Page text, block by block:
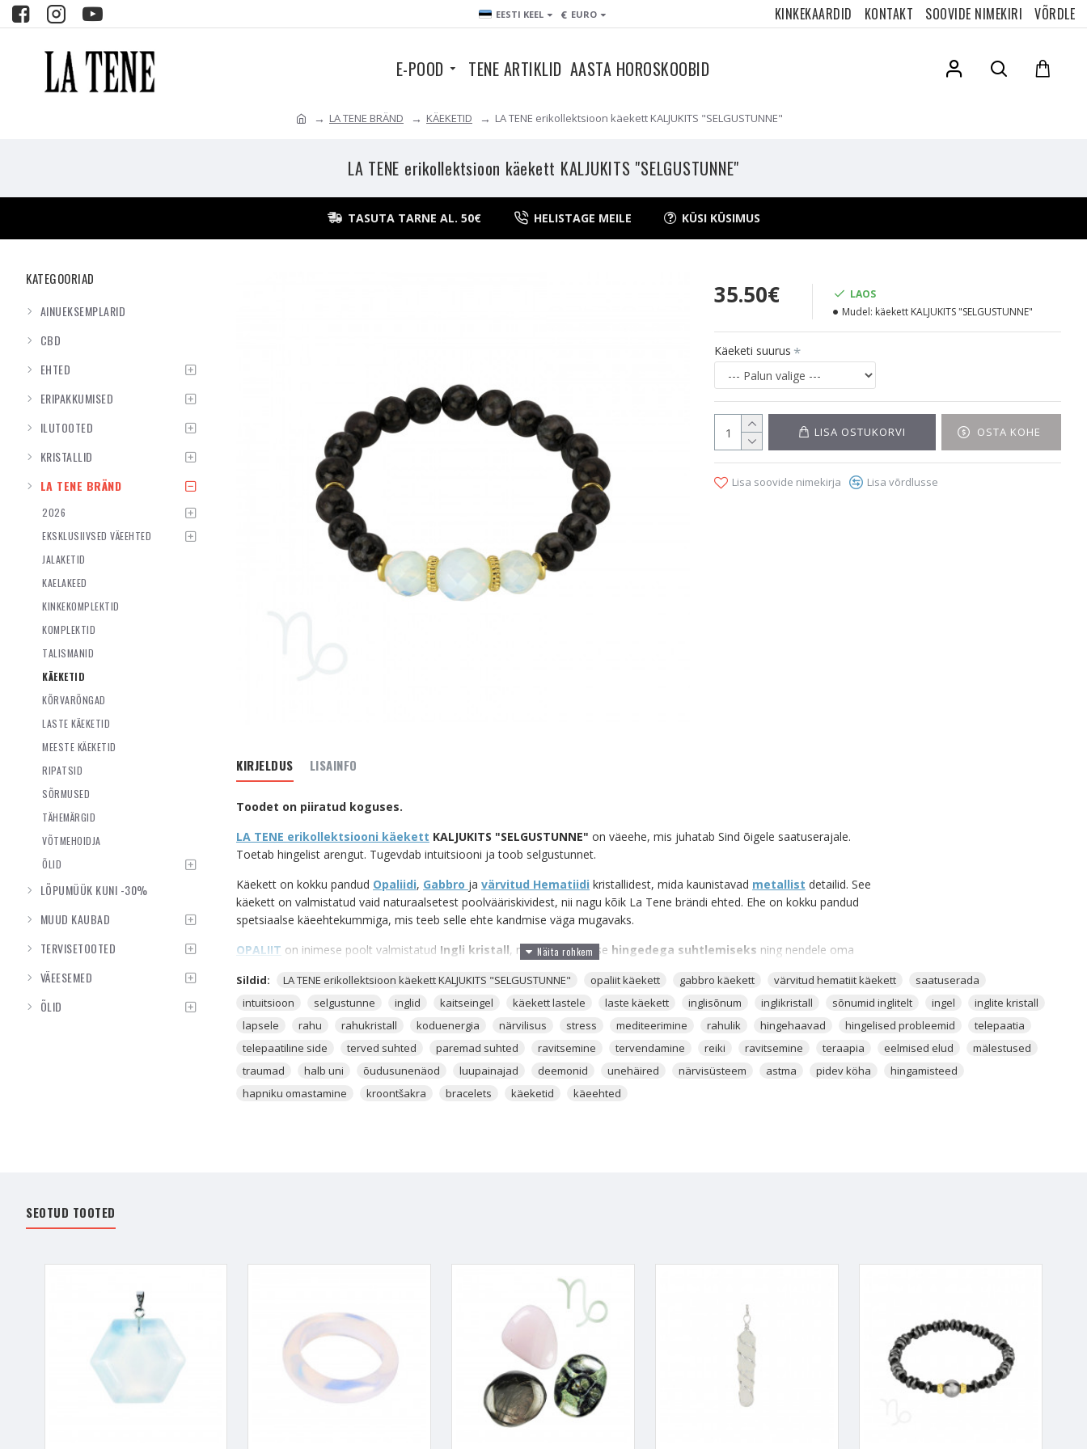
EESTI KEEL € EURO KINKEKAARDID KONTAKT SOOVIDE NIMEKIRI VÕRDLE
E-POOD TENE ARTIKLID AASTA HOROSKOOBID
LA TENE BRÄND KÄEKETID LA TENE erikollektsioon käekett KALJUKITS "SELGUSTUNNE"
LA TENE erikollektsioon käekett KALJUKITS "SELGUSTUNNE"
TASUTA TARNE AL. 50€ HELISTAGE MEILE KÜSI KÜSIMUS
KATEGOORIAD
AINUEKSEMPLARID
CBD
EHTED
ERIPAKKUMISED
ILUTOOTED
KRISTALLID
LA TENE BRÄND
2026
EKSKLUSIIVSED VÄEEHTED
JALAKETID
KAELAKEED
KINKEKOMPLEKTID
KOMPLEKTID
TALISMANID
KÄEKETID
KÕRVARÕNGAD
LASTE KÄEKETID
MEESTE KÄEKETID
RIPATSID
SÕRMUSED
TÄHEMÄRGID
VÕTMEHOIDJA
ÕLID
LÕPUMÜÜK KUNI -30%
MUUD KAUBAD
TERVISETOOTED
VÄEESEMED
ÕLID
35.50€
LAOS
Mudel: käekett KALJUKITS "SELGUSTUNNE"
Käeketi suurus
LISA OSTUKORVI OSTA KOHE
Lisa soovide nimekirja Lisa võrdlusse
KIRJELDUS LISAINFO
Toodet on piiratud koguses.
LA TENE erikollektsiooni käekett KALJUKITS "SELGUSTUNNE" on väeehe, mis juhatab Sind õigele saatuserajale.
Toetab hingelist arengut. Tugevdab intuitsiooni ja toob selgustunnet.
Käekett on kokku pandud Opaliidi, Gabbro ja värvitud Hematiidi kristallidest, mida kaunistavad metallist detailid. See
käekett on valmistatud vaid naturaalsetest poolvääriskividest, nii nagu kõik La Tene brändi ehted. Ehe on kokku pandud
spetsiaalse käeehtekummiga, mis teeb selle ehte kandmise väga mugavaks.
OPALIIT on inimese poolt valmistatud Ingli kristall, mida kasutatakse hingedega suhtlemiseks ning nendele oma
kaitsta ning juhendada. Opaliit suurendabrahutunnetjaaitab vabastada muremõtteid . Aitab telepaatilist sidet
saavutada nendega, kellel on koht sinu südames. Opaliiti hoia magamistoas, et see aitaksInglitel läbi une sinuga
suhelda
ja sinu unenägude maailma prohvetlikuks muuta. Opaliit aitab ja toetab sind!
Opaliit on väga kõrge energiaväärtusega klaaskristall, mida tehakse metalli ühendamisel
Dolomiidiga. See, et Opaliit on
inimese enda tehtud kristall, ei tähenda, et sellel kristallil oleks vähem väärtust ja jõudu. Opaliit on siiski tehtud looduslikest
elementidest.
Soovitan Opaliiti kanda kindlasti kõikidel väikestel lastel. See hoiab neid ühenduses oma isikliku kaitseingliga. Kaitseingliga
kontakt on äärmiselt oluline. Tema on see, kes kaitseb last halva, kurja, ärakasutamise, halbade mõjutuste ja valede
Opaliidi kristall ka kutsub enda poole neid, kellel on vaja Inglitelt sõnumeid saada. Mistõttu Opaliit meeldib väga paljudele
lastele ning selle põhjuseks on, et lapsed näevad oma Ingleid ja soovivad nendega suhelda. Opaliidi kasutamine või
kandmine aitab Ingleid mõista ja nende sõnumitest aru saada. Loe artiklit ka teistest viisidest, kuidas oma kaitseingliga
kontakti saada,
SIIT.
OPALIIDI käe peal kandmine annab (võib kanda mõlemal käel):
kontakti viia. Mida kauem on Opaliit sinuga kontaktis, seda tugevamaks muutub
Sildid: LA TENE erikollektsioon käekett KALJUKITS "SELGUSTUNNE" opaliit käekett gabbro käekett värvitud hematiit käekett
saatuserada
intuitsioon
selgustunne inglid kaitseingel käekett lastele laste käekett inglisõnum inglikristall sõnumid inglitelt ingel
inglite kristall
lapsele
rahu rahukristall koduenergia närvilisus stress mediteerimine rahulik hingehaavad hingelised probleemid
telepaatia
telepaatiline side
terved suhted paremad suhted ravitsemine tervendamine reiki ravitsemine teraapia eelmised elud
mälestused
traumad
halb uni õudusunenäod luupainajad deemonid unehäired närvisüsteem astma pidev köha
hingamisteed
hapniku omastamine
kroontšakra bracelets käeketid käeehted
SEOTUD TOOTED